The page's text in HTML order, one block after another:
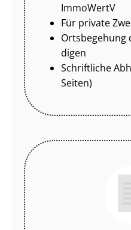
ImmoWertV
Für private
Ortsbegehung
di­gen
Schriftliche
Seiten)